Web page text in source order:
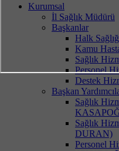
Kurumsal
İl Sağlık Müdürü
Başkanlar
Halk
Kamu
Sağlık
Personel
Destek
Başkan
Sağlık
Sağlık
DURAN)
Personel